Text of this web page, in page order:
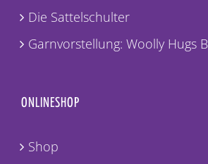
Die Sattelschulter
Garnvorstellung: Woolly Hugs
ONLINESHOP
Shop